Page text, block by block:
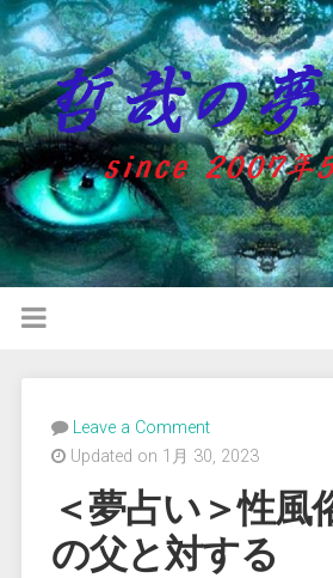
Leave a Comment
Updated on 1月 30, 2023
＜夢占い＞性風
の父と対する